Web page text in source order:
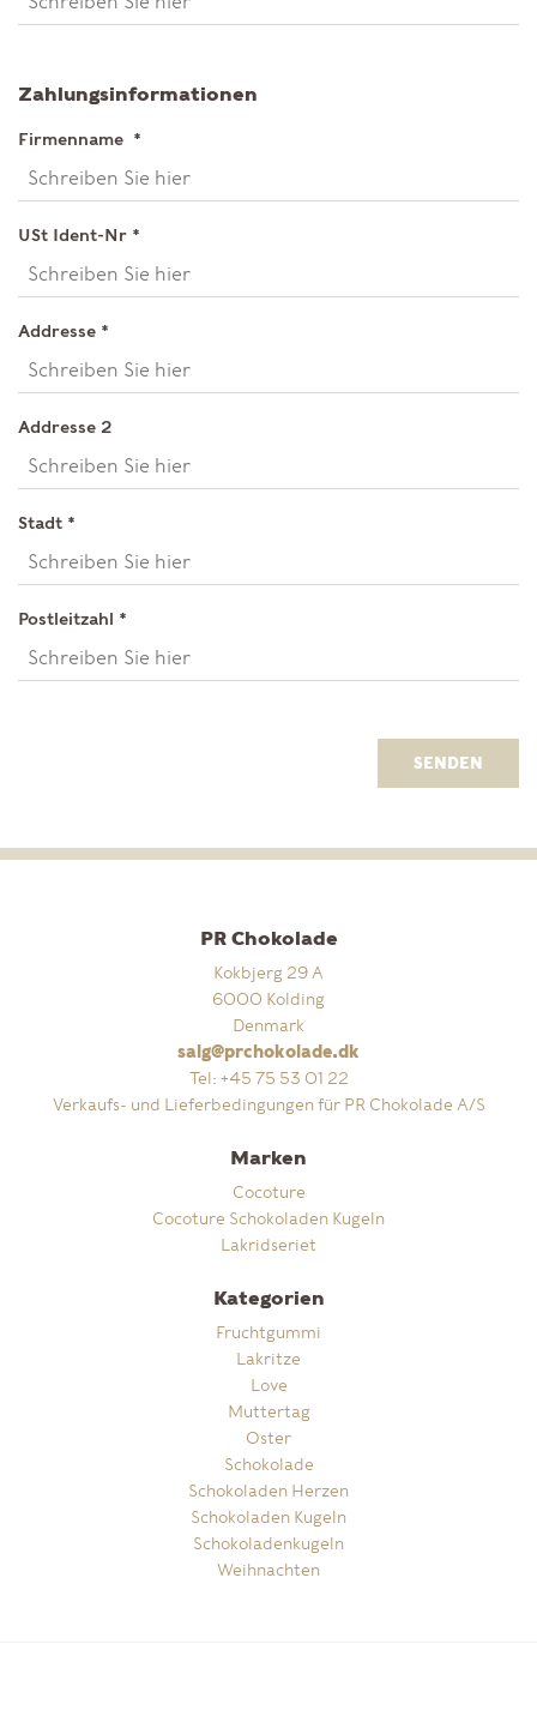
Zahlungsinformationen
Firmenname *
USt Ident-Nr *
Addresse *
Addresse 2
Stadt *
Postleitzahl *
SENDEN
PR Chokolade
Kokbjerg 29 A
6000 Kolding
Denmark
salg@prchokolade.dk
Tel: +45 75 53 01 22
Verkaufs- und Lieferbedingungen für PR Chokolade A/S
Marken
Cocoture
Cocoture Schokoladen Kugeln
Lakridseriet
Kategorien
Fruchtgummi
Lakritze
Love
Muttertag
Oster
Schokolade
Schokoladen Herzen
Schokoladen Kugeln
Schokoladenkugeln
Weihnachten